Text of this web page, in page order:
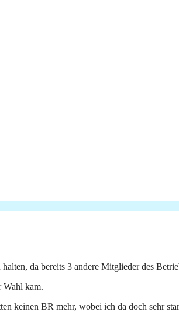
da bereits 3 andere Mitglieder des
Wahl kam.
keinen BR mehr, wobei ich da doch sehr